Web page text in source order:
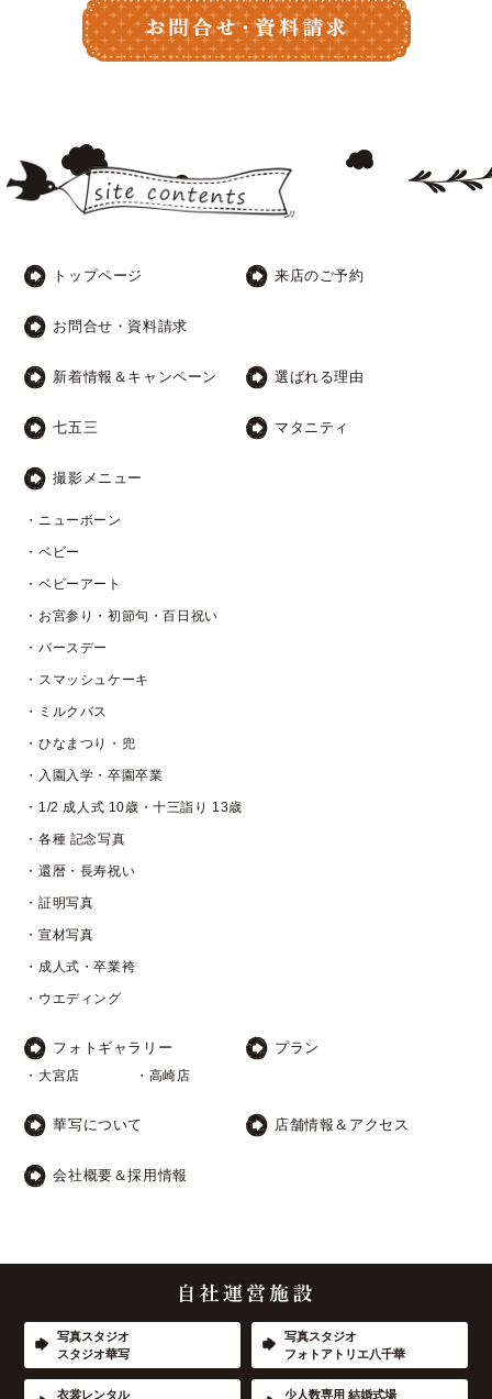
トップページ 来店のご予約
お問合せ・資料請求
新着情報＆キャンペーン 選ばれる理由
七五三 マタニティ
撮影メニュー
・ニューボーン
・ベビー
・ベビーアート
・お宮参り・初節句・百日祝い
・バースデー
・スマッシュケーキ
・ミルクバス
・ひなまつり・兜
・入園入学・卒園卒業
・1/2 成人式 10歳・十三詣り 13歳
・各種 記念写真
・還暦・長寿祝い
・証明写真
・宣材写真
・成人式・卒業袴
・ウエディング
フォトギャラリー
・大宮店 ・高崎店
プラン
華写について 店舗情報＆アクセス
会社概要＆採用情報
写真スタジオ
スタジオ華写
写真スタジオ
フォトアトリエ八千華
衣裳レンタル 少人数専用 結婚式場